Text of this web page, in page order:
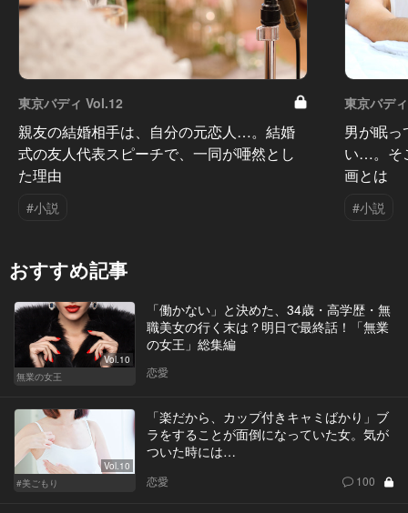
東京バディ Vol.12
親友の結婚相手は、自分の元恋人…。結婚
式の友人代表スピーチで、一同が唖然とし
た理由
#小説
東京バデ
男が眠
い…。そ
画とは
#小説
おすすめ記事
Vol.10
無業の女王
「働かない」と決めた、34歳・高学歴・無
職美女の行く末は？明日で最終話！「無業
の女王」総集編
恋愛
Vol.10
#美ごもり
「楽だから、カップ付きキャミばかり」ブ
ラをすることが面倒になっていた女。気が
ついた時には…
恋愛 100